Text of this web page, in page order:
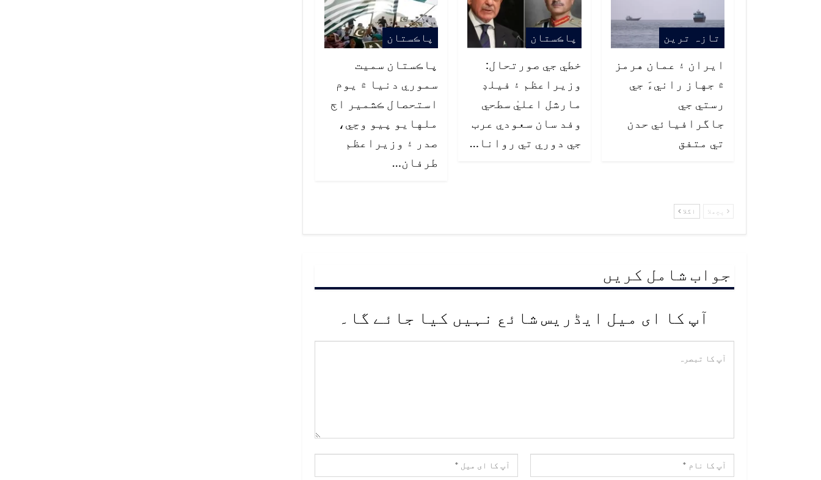
تازہ ترین
ايران ۽ عمان هرمز
۾ جهاز رانيءَ جي
رستي جي
جاگرافيائي حدن
تي متفق
پاڪستان
خطي جي صورتحال:
وزيراعظم ۽ فيلڊ
مارشل اعليٰ سطحي
وفد سان سعودي عرب
جي دوري تي روانا…
پاڪستان
پاڪستان سميت
سموري دنيا ۾ يوم
استحصال ڪشمير اڄ
ملهايو پيو وڃي،
صدر ۽ وزيراعظم
طرفان…
پچھلا اگلا
جواب شامل کریں
آپ کا ای میل ایڈریس شائع نہیں کیا جائے گا۔